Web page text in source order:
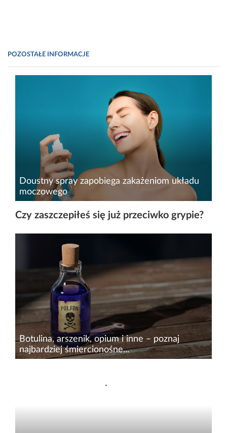
POZOSTAŁE INFORMACJE
Doustny spray zapobiega zakażeniom układu
moczowego
Zawzięta walka z nawracającymi infekcjami dróg
moczowych przyjęła nową formę dzięki
szczepionce Uromune. Metoda będąca dziełem
naukowców ze szpitala Royal Berkshire w
Wielkiej Brytanii gwarantuje...
Czy zaszczepiłeś się już przeciwko grypie?
Botulina, arszenik, opium i inne – poznaj
najbardziej śmiercionośne...